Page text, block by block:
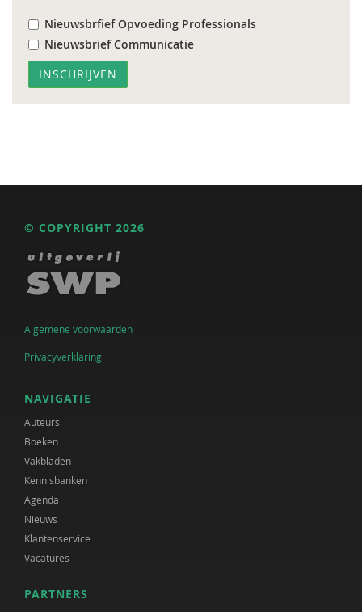
Nieuwsbrfief Opvoeding Professionals
Nieuwsbrief Communicatie
© COPYRIGHT 2026
Algemene voorwaarden
Privacyverklaring
NAVIGATIE
Auteurs
Boeken
Vakbladen
Kennisbanken
Agenda
Nieuws
Klantenservice
Vacatures
PARTNERS